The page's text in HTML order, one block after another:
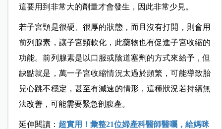
這要用到非常大的劑量才會發生，因此非常少見。
若子宮頸是很硬、很厚的狀態，而且沒有打開，則會用
前列腺素，讓子宮頸軟化，此藥物也有促進子宮收縮的
功能。前列腺素是以口服或陰道塞劑的方式來給予，但
缺點就是，萬一子宮收縮情況太過於頻繁，可能導致胎
兒心跳不穩定，甚至有減速的情形，這種狀況若持續無
法改善，可能需要緊急剖腹產。
延伸閱讀： 超實用！彙整21位婦產科醫師醫囑，給媽咪